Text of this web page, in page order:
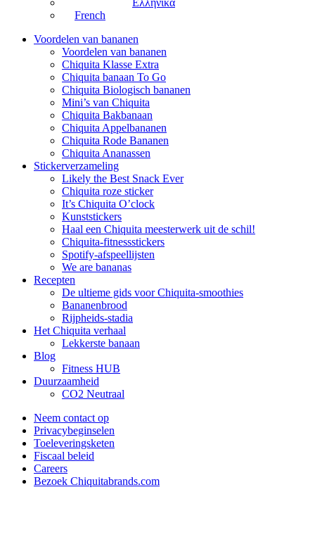
Ελληνικα
French
Voordelen van bananen
Voordelen van bananen
Chiquita Klasse Extra
Chiquita banaan To Go
Chiquita Biologisch bananen
Mini’s van Chiquita
Chiquita Bakbanaan
Chiquita Appelbananen
Chiquita Rode Bananen
Chiquita Ananassen
Stickerverzameling
Likely the Best Snack Ever
Chiquita roze sticker
It’s Chiquita O’clock
Kunststickers
Haal een Chiquita meesterwerk uit de schil!
Chiquita-fitnessstickers
Spotify-afspeellijsten
We are bananas
Recepten
De ultieme gids voor Chiquita-smoothies
Bananenbrood
Rijpheids-stadia
Het Chiquita verhaal
Lekkerste banaan
Blog
Fitness HUB
Duurzaamheid
CO2 Neutraal
Neem contact op
Privacybeginselen
Toeleveringsketen
Fiscaal beleid
Careers
Bezoek Chiquitabrands.com